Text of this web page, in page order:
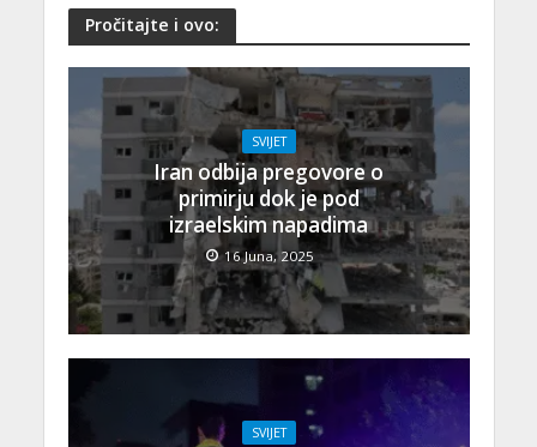
Pročitajte i ovo:
SVIJET
Iran odbija pregovore o
primirju dok je pod
izraelskim napadima
16 Juna, 2025
SVIJET